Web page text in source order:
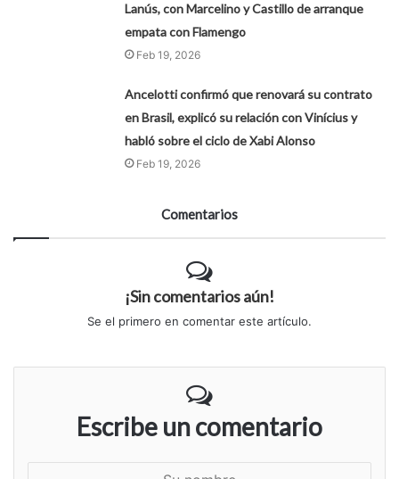
Lanús, con Marcelino y Castillo de arranque
empata con Flamengo
Feb 19, 2026
Ancelotti confirmó que renovará su contrato
en Brasil, explicó su relación con Vinícius y
habló sobre el ciclo de Xabi Alonso
Feb 19, 2026
Comentarios
¡Sin comentarios aún!
Se el primero en comentar este artículo.
Escribe un comentario